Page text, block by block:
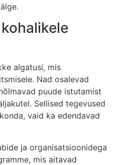
algatusi, mis
Nad osalevad
puude istutamist
Sellised tegevused
vaid ka edendavad
ja organisatsioonidega
mis aitavad